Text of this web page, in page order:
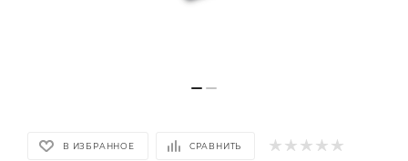
В ИЗБРАННОЕ СРАВНИТЬ